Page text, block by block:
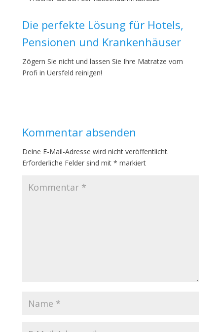
Die perfekte Lösung für Hotels,
Pensionen und Krankenhäuser
Zögern Sie nicht und lassen Sie Ihre Matratze vom
Profi in Uersfeld reinigen!
Kommentar absenden
Deine E-Mail-Adresse wird nicht veröffentlicht.
Erforderliche Felder sind mit * markiert